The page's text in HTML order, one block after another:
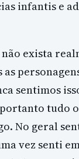
infantis e
exista
as
sentimos
tudo
No geral
vez senti